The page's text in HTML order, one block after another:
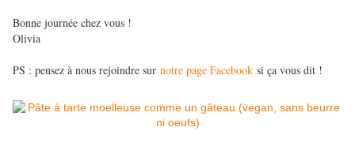
Bonne journée chez vous !
Olivia
PS : pensez à nous rejoindre sur notre page Facebook si ça vous dit !